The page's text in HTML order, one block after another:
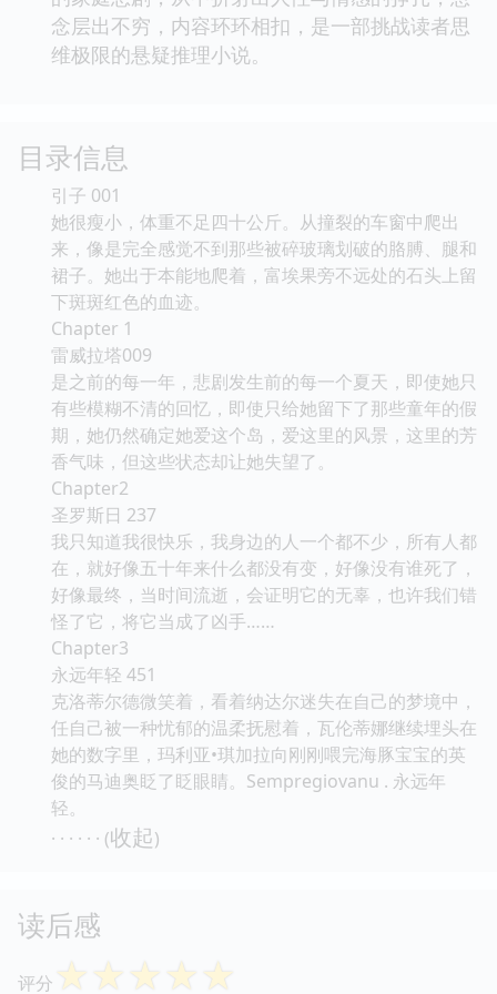
念层出不穷，内容环环相扣，是一部挑战读者思
维极限的悬疑推理小说。
目录信息
引子 001
她很瘦小，体重不足四十公斤。从撞裂的车窗中爬出
来，像是完全感觉不到那些被碎玻璃划破的胳膊、腿和
裙子。她出于本能地爬着，富埃果旁不远处的石头上留
下斑斑红色的血迹。
Chapter 1
雷威拉塔009
是之前的每一年，悲剧发生前的每一个夏天，即使她只
有些模糊不清的回忆，即使只给她留下了那些童年的假
期，她仍然确定她爱这个岛，爱这里的风景，这里的芳
香气味，但这些状态却让她失望了。
Chapter2
圣罗斯日 237
我只知道我很快乐，我身边的人一个都不少，所有人都
在，就好像五十年来什么都没有变，好像没有谁死了，
好像最终，当时间流逝，会证明它的无辜，也许我们错
怪了它，将它当成了凶手……
Chapter3
永远年轻 451
克洛蒂尔德微笑着，看着纳达尔迷失在自己的梦境中，
任自己被一种忧郁的温柔抚慰着，瓦伦蒂娜继续埋头在
她的数字里，玛利亚•琪加拉向刚刚喂完海豚宝宝的英
俊的马迪奥眨了眨眼睛。Sempregiovanu . 永远年
轻。
· · · · · · (收起)
读后感
评分 ☆☆☆☆☆